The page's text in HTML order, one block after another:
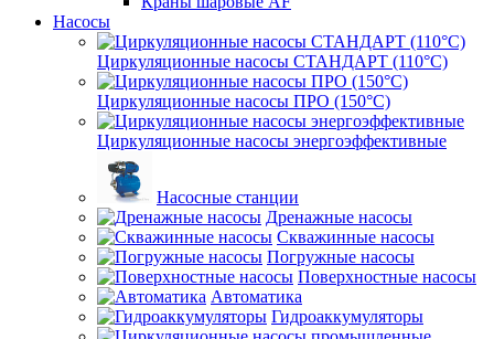
Насосы
Циркуляционные насосы СТАНДАРТ (110°C)
Циркуляционные насосы ПРО (150°C)
Циркуляционные насосы энергоэффективные
Насосные станции
Дренажные насосы
Скважинные насосы
Погружные насосы
Поверхностные насосы
Автоматика
Гидроаккумуляторы